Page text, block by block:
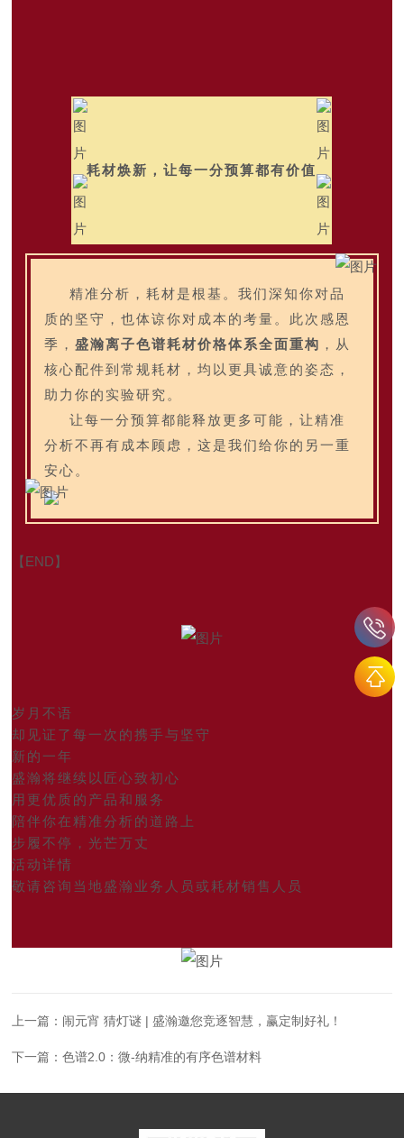
耗材焕新，让每一分预算都有价值
精准分析，耗材是根基。我们深知你对品
质的坚守，也体谅你对成本的考量。此次感恩
季，盛瀚离子色谱耗材价格体系全面重构 ，从
核心配件到常规耗材，均以更具诚意的姿态，
助力你的实验研究。
让每一分预算都能释放更多可能，让精准
分析不再有成本顾虑，这是我们给你的另一重
安心。
【END】
岁月不语
却见证了每一次的携手与坚守
新的一年
盛瀚将继续以匠心致初心
用更优质的产品和服务
陪伴你在精准分析的道路上
步履不停，光芒万丈
活动详情
敬请咨询当地盛瀚业务人员或耗材销售人员
上一篇： 闹元宵 猜灯谜 | 盛瀚邀您竞逐智慧，赢定制好礼！
下一篇：色谱2.0：微-纳精准的有序色谱材料